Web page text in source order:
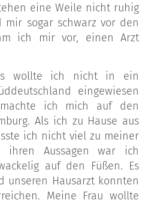
eine Weile nicht ruhig
sogar schwarz vor den
ich mir vor, einen Arzt
wollte ich nicht in ein
eingewiesen
ich mich auf den
Als ich zu Hause aus
ich nicht viel zu meiner
ihren Aussagen war ich
auf den Füßen. Es
unseren Hausarzt konnten
Meine Frau wollte